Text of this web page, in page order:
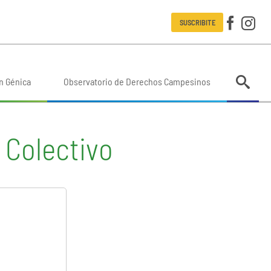
SUSCRIBITE
Génica Observatorio de Derechos Campesinos